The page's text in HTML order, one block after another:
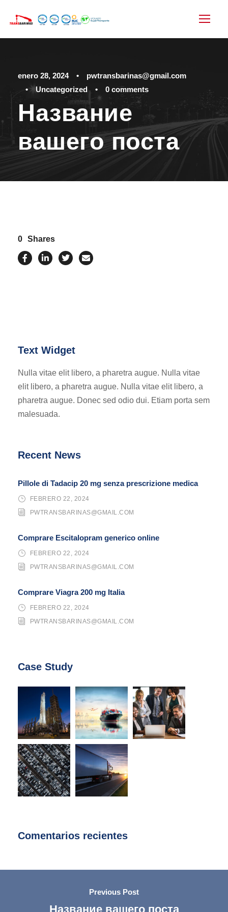
enero 28, 2024 •
pwtransbarinas@gmail.com
•
Uncategorized • 0 comments
Название
вашего поста
0 Shares
Text Widget
Nulla vitae elit libero, a pharetra augue. Nulla vitae
elit libero, a pharetra augue. Nulla vitae elit libero, a
pharetra augue. Donec sed odio dui. Etiam porta sem
malesuada.
Recent News
Pillole di Tadacip 20 mg senza prescrizione medica
FEBRERO 22, 2024
PWTRANSBARINAS@GMAIL.COM
Comprare Escitalopram generico online
FEBRERO 22, 2024
PWTRANSBARINAS@GMAIL.COM
Comprare Viagra 200 mg Italia
FEBRERO 22, 2024
PWTRANSBARINAS@GMAIL.COM
Case Study
Comentarios recientes
Previous Post
Название вашего поста